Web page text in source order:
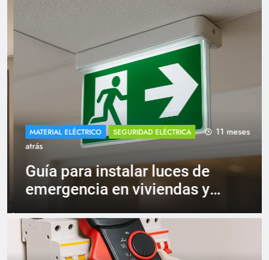
MATERIAL ELÉCTRICO SEGURIDAD ELÉCTRICA
11 meses
atrás
Guía para instalar luces de
emergencia en viviendas y